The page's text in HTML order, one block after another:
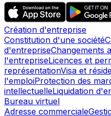
Création d'entreprise
Constitution d'une société
d'entrepriseChangements
l'entrepriseLicences et
représentationVisa et
l'emploiProtection des
intellectuelleLiquidation
Bureau virtuel
Adresse commerciale